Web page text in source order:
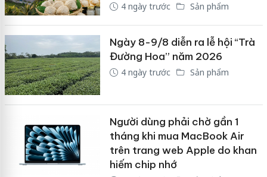
4 ngày trước Sản phẩm
Ngày 8-9/8 diễn ra lễ hội “Trà
Đường Hoa” năm 2026
4 ngày trước Sản phẩm
Người dùng phải chờ gần 1
tháng khi mua MacBook Air
trên trang web Apple do khan
hiếm chip nhớ